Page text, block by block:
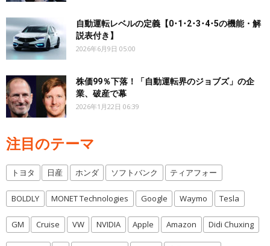
自動運転レベルの定義【0･1･2･3･4･5の機能・解
説表付き】
2026年6月9日 05:00
株価99％下落！「自動運転界のジョブズ」の企
業、破産で幕
2026年1月22日 06:39
注目のテーマ
トヨタ 日産 ホンダ ソフトバンク ティアフォー
BOLDLY MONET Technologies Google Waymo Tesla
GM Cruise VW NVIDIA Apple Amazon Didi Chuxing